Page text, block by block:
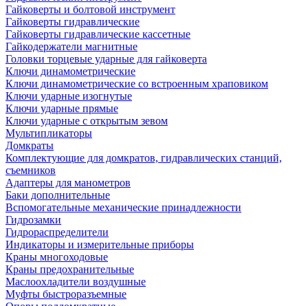
Гайковерты и болтовой инструмент
Гайковерты гидравлические
Гайковерты гидравлические кассетные
Гайкодержатели магнитные
Головки торцевые ударные для гайковерта
Ключи динамометрические
Ключи динамометрические со встроенным храповиком
Ключи ударные изогнутые
Ключи ударные прямые
Ключи ударные с открытым зевом
Мультипликаторы
Домкраты
Комплектующие для домкратов, гидравлических станций,
съемников
Адаптеры для манометров
Баки дополнительные
Вспомогательные механические принадлежности
Гидрозамки
Гидрораспределители
Индикаторы и измерительные приборы
Краны многоходовые
Краны предохранительные
Маслоохладители воздушные
Муфты быстроразъемные